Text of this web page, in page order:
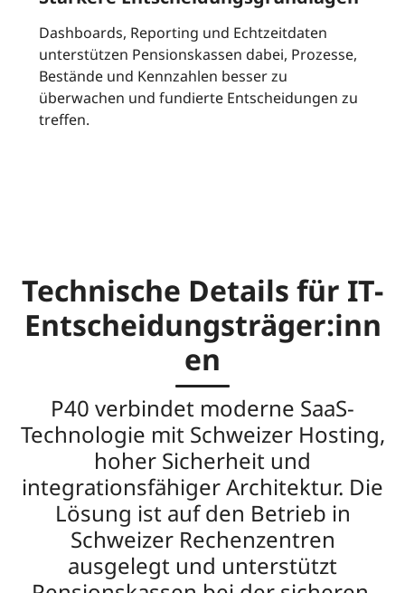
Dashboards, Reporting und Echtzeitdaten
unterstützen Pensionskassen dabei, Prozesse,
Bestände und Kennzahlen besser zu
überwachen und fundierte Entscheidungen zu
treffen.
Technische Details für IT-
Entscheidungsträger:inn
en
P40 verbindet moderne SaaS-
Technologie mit Schweizer Hosting,
hoher Sicherheit und
integrationsfähiger Architektur. Die
Lösung ist auf den Betrieb in
Schweizer Rechenzentren
ausgelegt und unterstützt